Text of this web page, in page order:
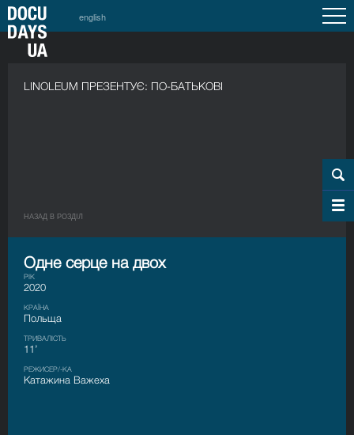
english
LINOLEUM ПРЕЗЕНТУЄ: ПО-БАТЬКОВІ
НАЗАД В РОЗДIЛ
Одне серце на двох
РІК
2020
КРАЇНА
Польща
ТРИВАЛІСТЬ
11’
РЕЖИСЕР/-КА
Катажина Важеха